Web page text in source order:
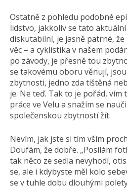
Ostatně z pohledu podobné
lidstvo, jakkoliv se tato
diskutabilní, je jasně patrné,
věc – a cyklistika v našem
po závody, je přesně tou
se takovému oboru věnují,
zbytnosti, jedno zda tištěná
je. Ne teď. Tak to je pořád, vím
práce ve Velu a snažím se
společenskou zbytností žít.
Nevím, jak jste si tím vším
Doufám, že dobře. „Posílám
tak něco ze sedla nevyhodí,
se, ale i kdybyste měl kolo
se v tuhle dobu dlouhými